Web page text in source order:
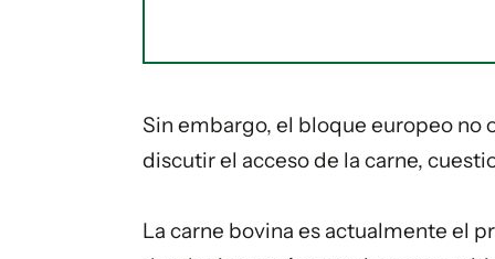
Sin embargo, el bloque europeo no
discutir el acceso de la carne,
La carne bovina es actualmente el